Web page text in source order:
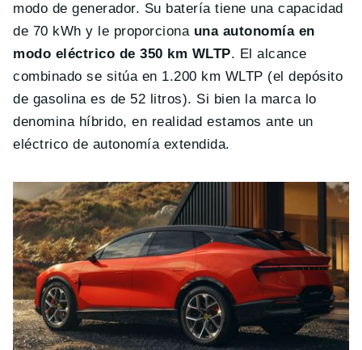
modo de generador. Su batería tiene una capacidad
de 70 kWh y le proporcionauna autonomía en
modo eléctrico de 350 km WLTP. El alcance
combinado se sitúa en 1.200 km WLTP (el depósito
de gasolina es de 52 litros). Si bien la marca lo
denomina híbrido, en realidad estamos ante un
eléctrico de autonomía extendida.